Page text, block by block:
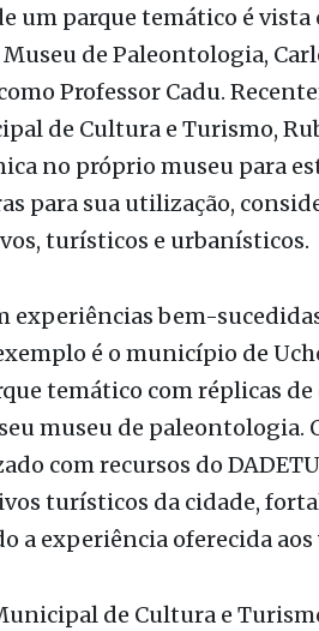
um parque temático é vista
de Paleontologia,
Professor Cadu.
de Cultura e Turismo,
no próprio museu para
turísticos e urbanísticos.
experiências bem-
é o município de
temático com réplicas
museu de paleontologia.
com recursos do
a experiência oferecida